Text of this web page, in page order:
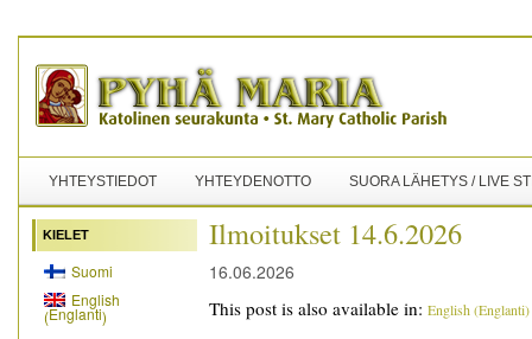
YHTEYSTIEDOT YHTEYDENOTTO SUORA LÄHETYS / LIVE
KIELET
Suomi
English
(Englanti)
Ilmoitukset 14.6.2026
16.06.2026
This post is also available in: English (Englanti)